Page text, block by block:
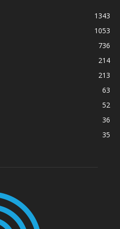
1343
1053
736
214
213
63
52
36
35